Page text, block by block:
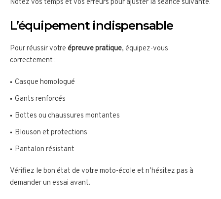
Notez vos temps et vos erreurs pour ajuster la séance suivante.
L’équipement indispensable
Pour réussir votre épreuve pratique, équipez-vous
correctement :
Casque homologué
Gants renforcés
Bottes ou chaussures montantes
Blouson et protections
Pantalon résistant
Vérifiez le bon état de votre moto-école et n’hésitez pas à
demander un essai avant.